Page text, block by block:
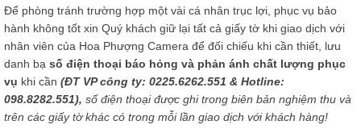
Để phòng tránh trường hợp một vài cá nhân trục lợi, phục vụ bảo
hành không tốt xin Quý khách giữ lại tất cả giấy tờ khi giao dịch với
nhân viên của Hoa Phượng Camera để đối chiếu khi cần thiết, lưu
danh bạ số điện thoại báo hỏng và phản ánh chất lượng phục
vụ khi cần (ĐT VP công ty: 0225.6262.551 & Hotline:
098.8282.551), số điện thoại được ghi trong biên bản nghiệm thu và
trên các giấy tờ khác có trong mỗi lần giao dịch với khách hàng!